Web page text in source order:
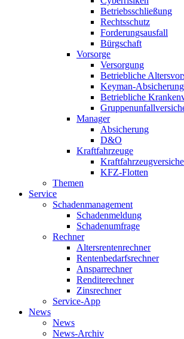
Betriebsschließung
Rechtsschutz
Forderungsausfall
Bürgschaft
Vorsorge
Versorgung
Betriebliche
Keyman-Absicherung
Betriebliche
Manager
Absicherung
D&O
Kraftfahrzeuge
KFZ-Flotten
Themen
Service
Schadenmanagement
Schadenmeldung
Schadenumfrage
Rechner
Altersrentenrechner
Rentenbedarfsrechner
Ansparrechner
Renditerechner
Zinsrechner
Service-App
News
News
News-Archiv